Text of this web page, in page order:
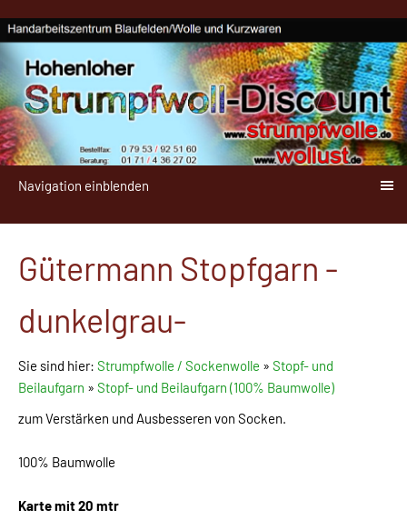
Navigation einblenden
Gütermann Stopfgarn -
dunkelgrau-
Sie sind hier: Strumpfwolle / Sockenwolle » Stopf- und
Beilaufgarn » Stopf- und Beilaufgarn (100% Baumwolle)
zum Verstärken und Ausbesseren von Socken.
100% Baumwolle
Karte mit 20 mtr